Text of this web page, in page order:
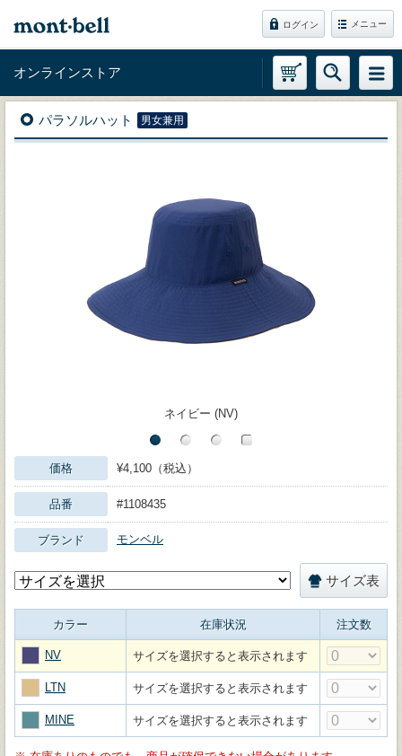
ログイン メニュー
オンラインストア
パラソルハット 男女兼用
ネイビー (NV)
価格 ¥4,100（税込）
品番 #1108435
ブランド モンベル
サイズ表
カラー 在庫状況 注文数
NV サイズを選択すると表示されます
LTN サイズを選択すると表示されます
MINE サイズを選択すると表示されます